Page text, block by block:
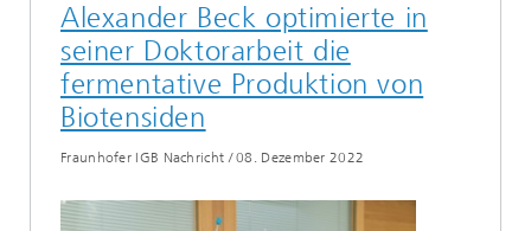
Alexander Beck optimierte in
seiner Doktorarbeit die
fermentative Produktion von
Biotensiden
Fraunhofer IGB Nachricht /08. Dezember 2022